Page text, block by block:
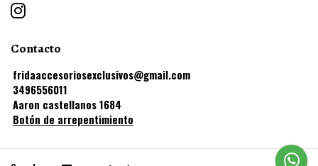
Contacto
fridaaccesoriosexclusivos@gmail.com
3496556011
Aaron castellanos 1684
Botón de arrepentimiento